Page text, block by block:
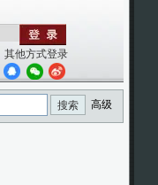
其他方式登录
搜索 高级